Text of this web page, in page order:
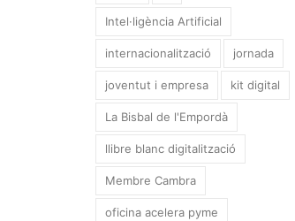
Intel·ligència Artificial
internacionalització jornada
joventut i empresa kit digital
La Bisbal de l'Empordà
llibre blanc digitalització
Membre Cambra
oficina acelera pyme